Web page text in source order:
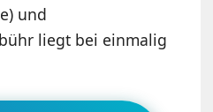
und
liegt bei einmalig